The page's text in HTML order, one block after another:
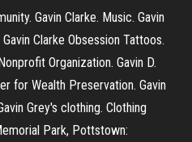
Gavin Clarke. Music. Gavin
Clarke Obsession Tattoos.
Organization. Gavin D.
for Wealth Preservation. Gavin
Grey's clothing. Clothing
Park, Pottstown: